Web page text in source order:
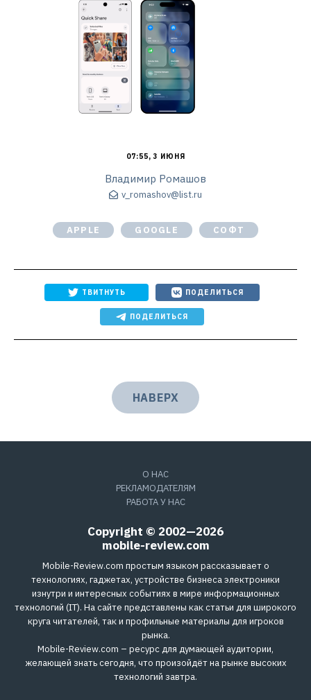
07:55, 3 ИЮНЯ
Владимир Ромашов
v_romashov@list.ru
APPLE GOOGLE СОФТ
ТВИТНУТЬ ПОДЕЛИТЬСЯ
ПОДЕЛИТЬСЯ
НАВЕРХ
О НАС
РЕКЛАМОДАТЕЛЯМ
РАБОТА У НАС
Copyright © 2002—2026
mobile-review.com
Mobile-Review.com простым языком рассказывает о
технологиях, гаджетах, устройстве бизнеса электроники
изнутри и интересных событиях в мире информационных
технологий (IT). На сайте представлены как статьи для широкого
круга читателей, так и профильные материалы для игроков
рынка.
Mobile-Review.com – ресурс для думающей аудитории,
желающей знать сегодня, что произойдёт на рынке высоких
технологий завтра.